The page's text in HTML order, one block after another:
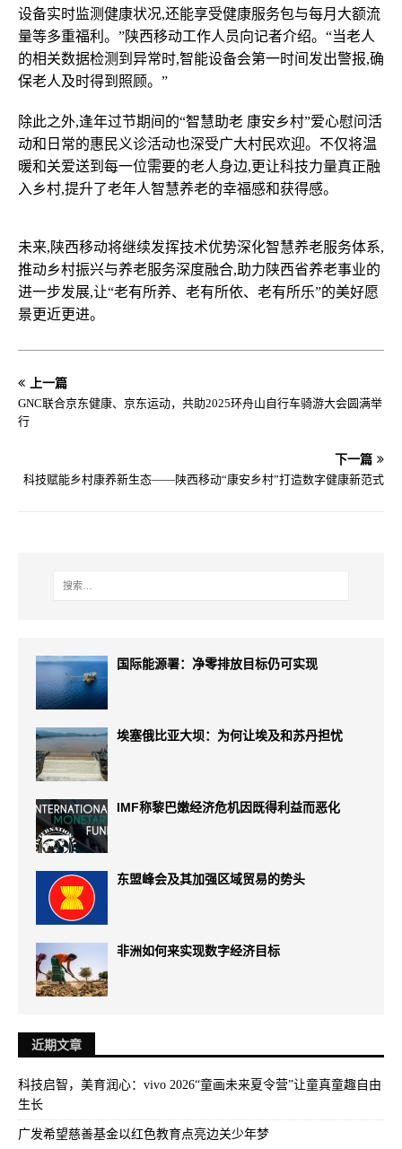
设备实时监测健康状况,还能享受健康服务包与每月大额流
量等多重福利。”陕西移动工作人员向记者介绍。“当老人
的相关数据检测到异常时,智能设备会第一时间发出警报,确
保老人及时得到照顾。”
除此之外,逢年过节期间的“智慧助老 康安乡村”爱心慰问活
动和日常的惠民义诊活动也深受广大村民欢迎。不仅将温
暖和关爱送到每一位需要的老人身边,更让科技力量真正融
入乡村,提升了老年人智慧养老的幸福感和获得感。
未来,陕西移动将继续发挥技术优势深化智慧养老服务体系,
推动乡村振兴与养老服务深度融合,助力陕西省养老事业的
进一步发展,让“老有所养、老有所依、老有所乐”的美好愿
景更近更进。
上一篇
GNC联合京东健康、京东运动，共助2025环舟山自行车骑游大会圆满举
行
下一篇
科技赋能乡村康养新生态——陕西移动“康安乡村”打造数字健康新范式
国际能源署：净零排放目标仍可实现
埃塞俄比亚大坝：为何让埃及和苏丹担忧
IMF称黎巴嫩经济危机因既得利益而恶化
东盟峰会及其加强区域贸易的势头
非洲如何来实现数字经济目标
近期文章
科技启智，美育润心：vivo 2026“童画未来夏令营”让童真童趣自由
生长
广发希望慈善基金以红色教育点亮边关少年梦